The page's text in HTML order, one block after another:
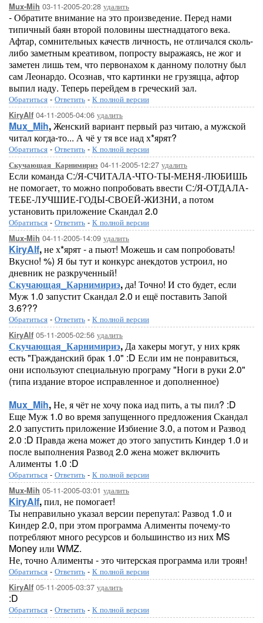
Mux-Mih 03-11-2005-20:28 удалить
- Обратите внимание на это произведение. Перед нами
типичный баян второй половины шестнадцатого века.
Афтар, сомнительных качеств личность, не отличался сколь-
либо заметным креативом, попросту выражаясь, не жог и
заметен лишь тем, что первонахом к данному полотну был
сам Леонардо. Осознав, что картинки не грузяцца, афтор
выпил иаду. Теперь перейдем в греческий зал.
Обратиться - Ответить - К полной версии
KiryAlf 04-11-2005-04:06 удалить
Mux_Mih,Женский вариант первый раз читаю, а мужской
читал когда-то... А чё у тя все иад х*ярят?
Обратиться - Ответить - К полной версии
Скучающая_Карнимириэ 04-11-2005-12:27 удалить
Если команда С:/Я-СЧИТАЛА-ЧТО-ТЫ-МЕНЯ-ЛЮБИШЬ
не помогает, то можно попробовать ввести С:/Я-ОТДАЛА-
ТЕБЕ-ЛУЧШИЕ-ГОДЫ-СВОЕЙ-ЖИЗНИ, а потом
установить приложение Скандал 2.0
Обратиться - Ответить - К полной версии
Mux-Mih 04-11-2005-14:09 удалить
KiryAlf,не х*ярят - а пьют! Можешь и сам попробовать!
Вкусно! %) Я бы тут и конкурс анекдотов устроил, но
дневник не разкрученный!
Скучающая_Карнимириэ,да! Точно! И сто будет, если
Муж 1.0 запустит Скандал 2.0 и ещё поставить Запой
3.6???
Обратиться - Ответить - К полной версии
KiryAlf 05-11-2005-02:56 удалить
Скучающая_Карнимириэ,Да хакеры могут, у них кряк
есть "Гражданский брак 1.0" :D Если им не понравиться,
они используют специальную програму "Ноги в руки 2.0"
(типа издание второе исправленное и дополненное)
Mux_Mih,Не, я чёт не хочу пока иад пить, а ты пил? :D
Еще Муж 1.0 во время запущенного предложения Скандал
2.0 запустить приложение Избиение 3.0, а потом и Развод
2.0 :D Правда жена может до этого запустить Киндер 1.0 и
после выполнения Развод 2.0 жена может включить
Алименты 1.0 :D
Обратиться - Ответить - К полной версии
Mux-Mih 05-11-2005-03:01 удалить
KiryAlf,пил, не помогает!
Ты неправильно указал версии перепутал: Развод 1.0 и
Киндер 2.0, при этом программа Алименты почему-то
потребляют много ресурсов и большинство из них MS
Money или WMZ.
Не, точно Алименты - это читерская программа или троян!
Обратиться - Ответить - К полной версии
KiryAlf 05-11-2005-03:37 удалить
:D
Обратиться - Ответить - К полной версии